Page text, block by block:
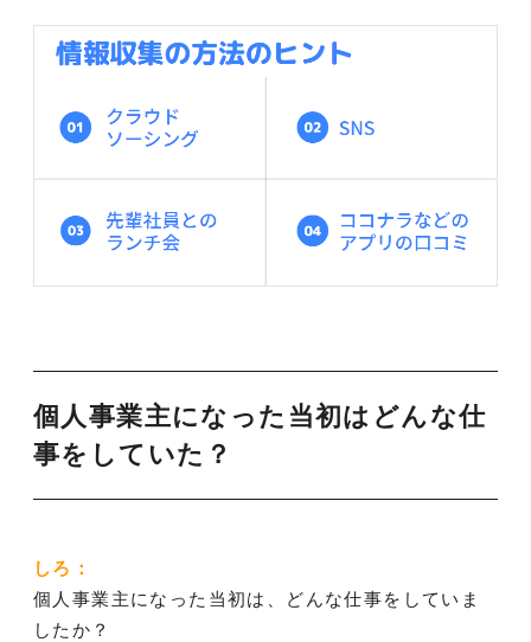
個人事業主になった当初はどんな仕
事をしていた？
しろ：
個人事業主になった当初は、どんな仕事をしていま
したか？